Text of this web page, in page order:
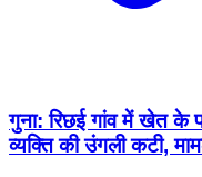
गुना: रिछई गांव में खेत के
व्यक्ति की उंगली कटी,